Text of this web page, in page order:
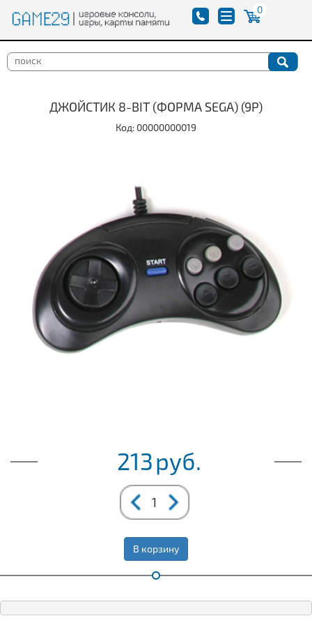
0
ДЖОЙСТИК 8-BIT (ФОРМА SEGA) (9P)
Код: 00000000019
213руб.
В корзину